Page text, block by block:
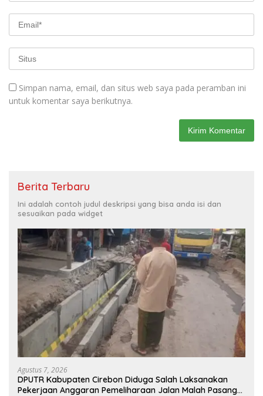
Simpan nama, email, dan situs web saya pada peramban ini
untuk komentar saya berikutnya.
Berita Terbaru
Ini adalah contoh judul deskripsi yang bisa anda isi dan
sesuaikan pada widget
Agustus 7, 2026
DPUTR Kabupaten Cirebon Diduga Salah Laksanakan
Pekerjaan Anggaran Pemeliharaan Jalan Malah Pasang